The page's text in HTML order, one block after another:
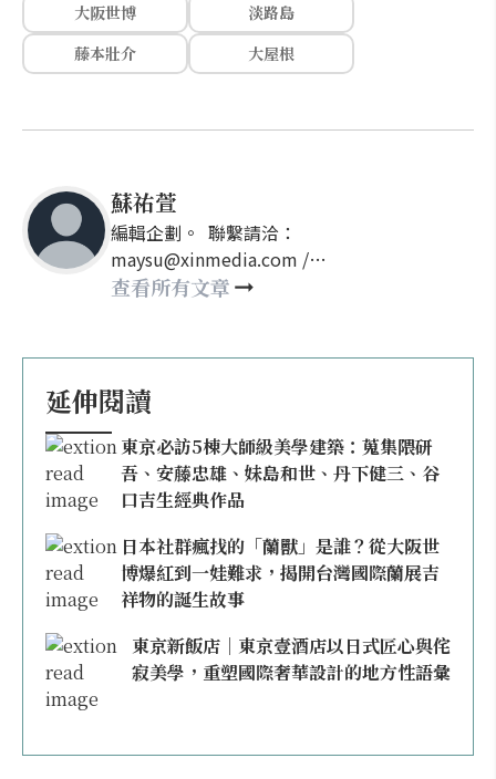
大阪世博
淡路島
藤本壯介
大屋根
蘇祐萱
編輯企劃。 聯繫請洽：
maysu@xinmedia.com /
may860527@gmail.com
查看所有文章
延伸閱讀
東京必訪5棟大師級美學建築：蒐集隈研
吾、安藤忠雄、妹島和世、丹下健三、谷
口吉生經典作品
日本社群瘋找的「蘭獸」是誰？從大阪世
博爆紅到一娃難求，揭開台灣國際蘭展吉
祥物的誕生故事
東京新飯店｜東京壹酒店以日式匠心與侘
寂美學，重塑國際奢華設計的地方性語彙